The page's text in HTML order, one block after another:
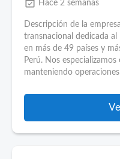
event_available Hace 2 semanas
Descripción de la empresa
transnacional dedicada
en más de 49 países y
Perú. Nos
manteniendo